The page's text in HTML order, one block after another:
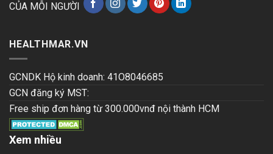
CỦA MỖI NGƯỜI
HEALTHMAR.VN
GCNDK Hộ kinh doanh: 41O8046685
GCN đăng ký MST:
Free ship đơn hàng từ 300.000vnđ nội thành HCM
Xem nhiều